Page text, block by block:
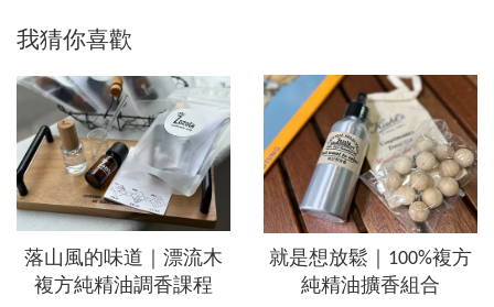
我猜你喜歡
落山風的味道｜漂流木
複方純精油調香課程
就是想放鬆｜100%複方
純精油擴香組合